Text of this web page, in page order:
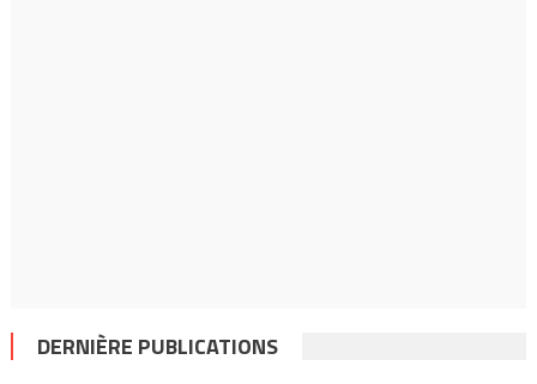
DERNIÈRE PUBLICATIONS